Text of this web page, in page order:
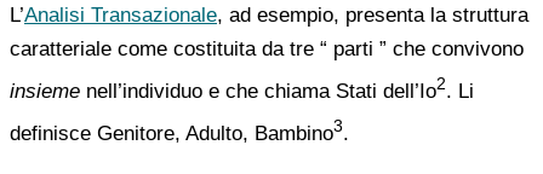
L’Analisi Transazionale, ad esempio, presenta la struttura
caratteriale come costituita da tre “ parti ” che convivono
insieme nell’individuo e che chiama Stati dell’Io2. Li
definisce Genitore, Adulto, Bambino3.